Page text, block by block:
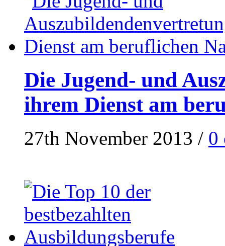
Die Jugend- und
ihrem Dienst am
27th November 2013 / 0